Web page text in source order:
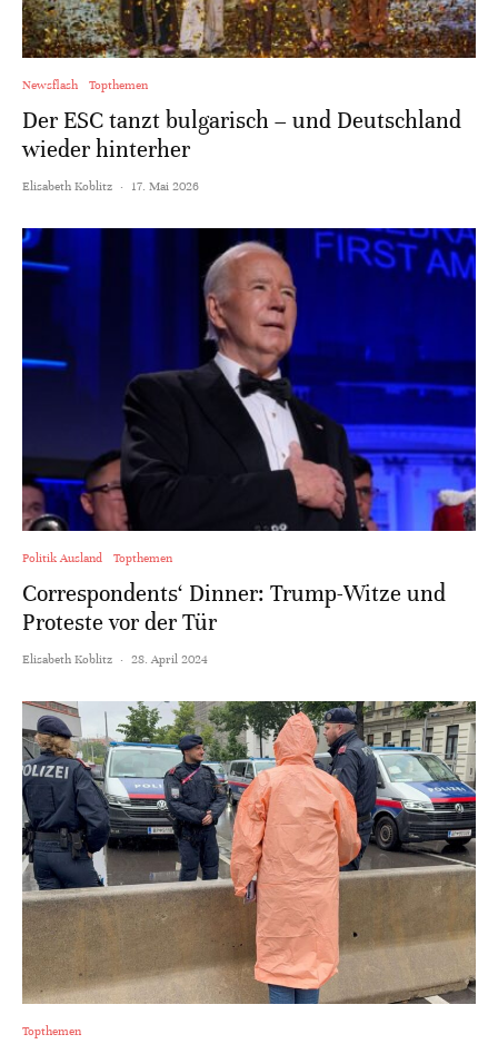
Newsflash Topthemen
Der ESC tanzt bulgarisch – und Deutschland
wieder hinterher
Elisabeth Koblitz · 17. Mai 2026
Politik Ausland Topthemen
Correspondents‘ Dinner: Trump-Witze und
Proteste vor der Tür
Elisabeth Koblitz · 28. April 2024
Topthemen